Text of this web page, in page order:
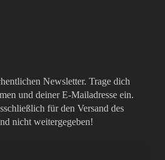
Newsletter. Trage dich
und deiner E-Mailadresse ein.
für den Versand des
nicht weitergegeben!